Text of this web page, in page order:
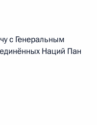
с Генеральным
Наций Пан